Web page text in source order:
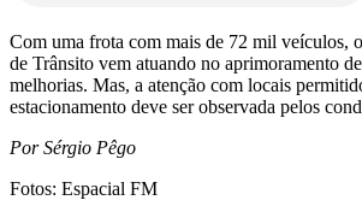
Com uma frota com mais de 72 mil veículos,
de Trânsito vem atuando no aprimoramento
melhorias. Mas, a atenção com locais
estacionamento deve ser observada pelos
Por Sérgio Pêgo
Fotos: Espacial FM